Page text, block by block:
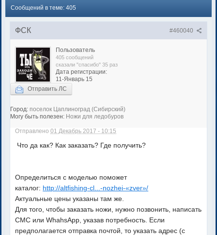
Сообщений в теме: 405
#460040
ФСК
Пользователь
405 сообщений
сказали "спасибо" 35 раз
Дата регистрации:
11-Январь 15
Отправить ЛС
Город: поселок Цаплиноград (Сибирский)
Могу быть полезен: Ножи для ледобуров
Отправлено01 Декабрь 2017 - 10:15
Что да как? Как заказать? Где получить?
Определиться с моделью поможет
каталог: http://altfishing-cl...-nozhei-«zver»/
Актуальные цены указаны там же.
Для того, чтобы заказать ножи, нужно позвонить, написать
СМС или WhahsApp, указав потребность. Если
предполагается отправка почтой, то указать адрес (с